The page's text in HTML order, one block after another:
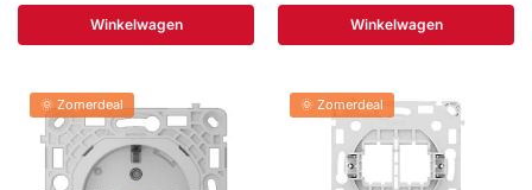
Winkelwagen Winkelwagen
🌞 Zomerdeal 🌞 Zomerdeal